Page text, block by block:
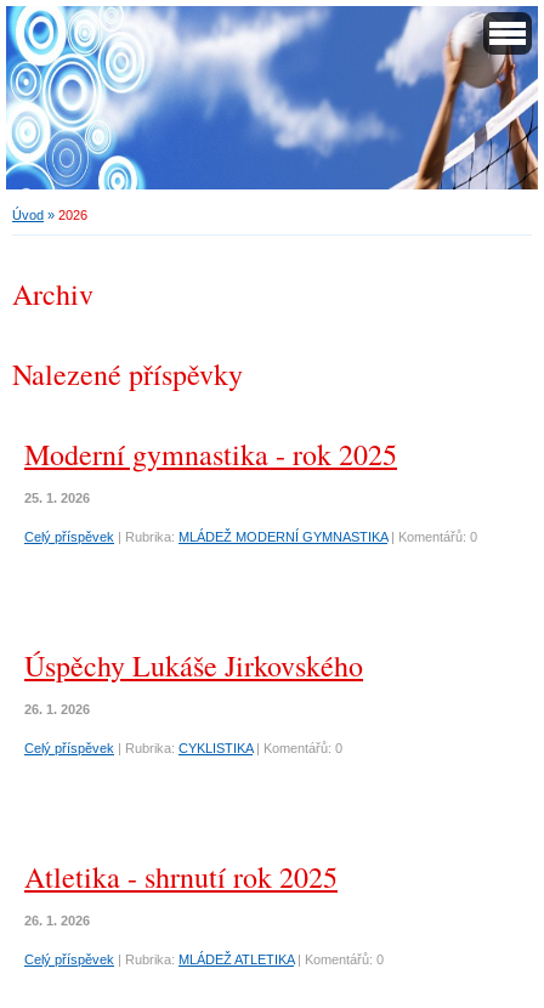
Úvod » 2026
Archiv
Nalezené příspěvky
Moderní gymnastika - rok 2025
25. 1. 2026
Celý příspěvek | Rubrika: MLÁDEŽ MODERNÍ GYMNASTIKA | Komentářů: 0
Úspěchy Lukáše Jirkovského
26. 1. 2026
Celý příspěvek | Rubrika: CYKLISTIKA | Komentářů: 0
Atletika - shrnutí rok 2025
26. 1. 2026
Celý příspěvek | Rubrika: MLÁDEŽ ATLETIKA | Komentářů: 0